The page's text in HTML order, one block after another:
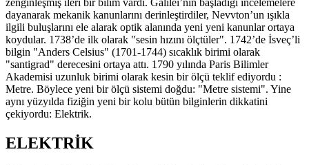
zenginleşmiş ileri bir bilim vardı. Galilei’nin başladığı incelemelere
dayanarak mekanik kanunlarını derinleştirdiler, Nevvton’un ışıkla
ilgili buluşlarını ele alarak optik alanında yeni yeni kanunlar ortaya
koydular. 1738’de ilk olarak "sesin hızını ölçtüler". 1742’de İsveç’li
bilgin "Anders Celsius" (1701-1744) sıcaklık birimi olarak
"santigrad" derecesini ortaya attı. 1790 yılında Paris Bilimler
Akademisi uzunluk birimi olarak kesin bir ölçü teklif ediyordu :
Metre. Böylece yeni bir ölçü sistemi doğdu: "Metre sistemi". Yine
aynı yüzyılda fiziğin yeni bir kolu bütün bilginlerin dikkatini
çekiyordu: Elektrik.
ELEKTRİK